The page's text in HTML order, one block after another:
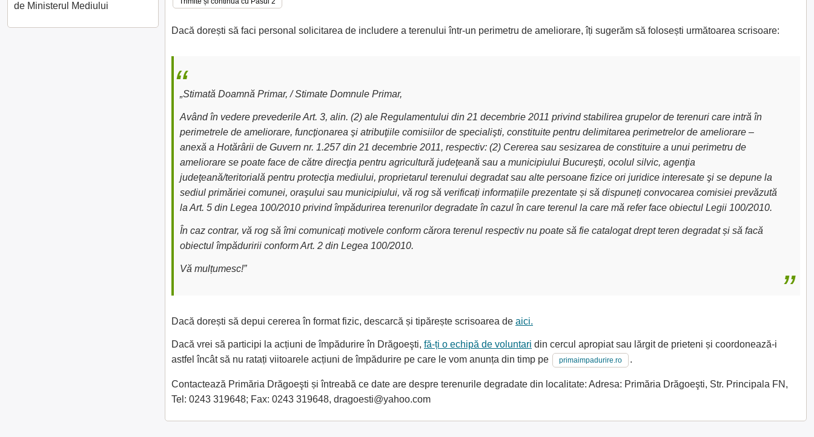
Dacă dorești să faci personal solicitarea de includere a terenului într-un perimetru de ameliorare, îți sugerăm să folosești următoarea scrisoare:
„Stimată Doamnă Primar, / Stimate Domnule Primar,
Având în vedere prevederile Art. 3, alin. (2) ale Regulamentului din 21 decembrie 2011 privind stabilirea grupelor de terenuri care intră în
perimetrele de ameliorare, funcţionarea şi atribuţiile comisiilor de specialişti, constituite pentru delimitarea perimetrelor de ameliorare –
anexă a Hotărârii de Guvern nr. 1.257 din 21 decembrie 2011, respectiv: (2) Cererea sau sesizarea de constituire a unui perimetru de
ameliorare se poate face de către direcţia pentru agricultură judeţeană sau a municipiului Bucureşti, ocolul silvic, agenţia
judeţeană/teritorială pentru protecţia mediului, proprietarul terenului degradat sau alte persoane fizice ori juridice interesate şi se depune la
sediul primăriei comunei, oraşului sau municipiului, vă rog să verificați informațiile prezentate și să dispuneți convocarea comisiei prevăzută
la Art. 5 din Legea 100/2010 privind împădurirea terenurilor degradate în cazul în care terenul la care mă refer face obiectul Legii 100/2010.
În caz contrar, vă rog să îmi comunicați motivele conform cărora terenul respectiv nu poate să fie catalogat drept teren degradat și să facă
obiectul împăduririi conform Art. 2 din Legea 100/2010.
Vă mulțumesc!”
Dacă dorești să depui cererea în format fizic, descarcă și tipărește scrisoarea de aici.
Dacă vrei să participi la acțiuni de împădurire în Drăgoeşti, fă-ți o echipă de voluntari din cercul apropiat sau lărgit de prieteni și coordonează-i
astfel încât să nu ratați viitoarele acțiuni de împădurire pe care le vom anunța din timp pe
primaimpadurire.ro .
Contactează Primăria Drăgoeşti și întreabă ce date are despre terenurile degradate din localitate: Adresa: Primăria Drăgoeşti, Str. Principala FN,
Tel: 0243 319648; Fax: 0243 319648, dragoesti@yahoo.com
de Ministerul Mediului